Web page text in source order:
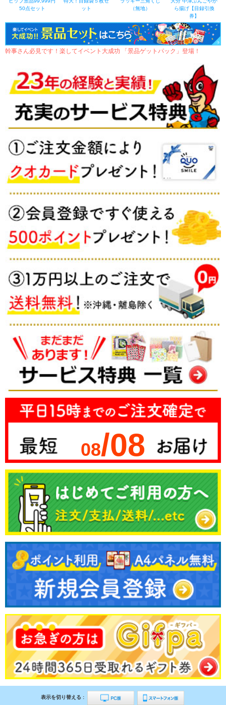
50点セット
ット
（無地）
ら揚げ【目録引換
券】
幹事さん必見です！楽してイベント大成功 「景品ゲットパック」登場！
08/08
表示を切り替える :